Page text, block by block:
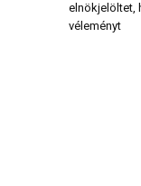
elnökjelöltet,
véleményt